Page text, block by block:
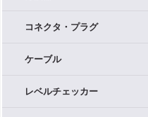
コネクタ・プラグ
ケーブル
レベルチェッカー